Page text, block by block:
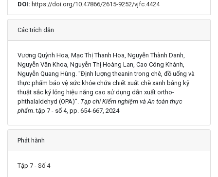
DOI: https://doi.org/10.47866/2615-9252/vjfc.4424
Chi tiết
Các trích dẫn
Vương Quỳnh Hoa, Mạc Thị Thanh Hoa, Nguyễn Thành Danh,
Nguyễn Văn Khoa, Nguyễn Thị Hoàng Lan, Cao Công Khánh,
Nguyễn Quang Hùng. "Định lượng theanin trong chè, đồ uống và
thực phẩm bảo vệ sức khỏe chứa chiết xuất chè xanh bằng kỹ
thuật sắc ký lỏng hiệu năng cao sử dụng dẫn xuất ortho-
phthalaldehyd (OPA)". Tạp chí Kiểm nghiệm và An toàn thực
phẩm. tập 7 - số 4, pp. 654-667, 2024
Phát hành
Tập 7 - Số 4